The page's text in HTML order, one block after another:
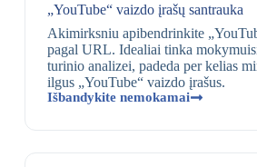
„YouTube“ vaizdo įrašų santrauka
Akimirksniu apibendrinkite
pagal URL. Idealiai tinka
turinio analizei, padeda per kelias
ilgus „YouTube“ vaizdo įrašus.
Išbandykite nemokamai